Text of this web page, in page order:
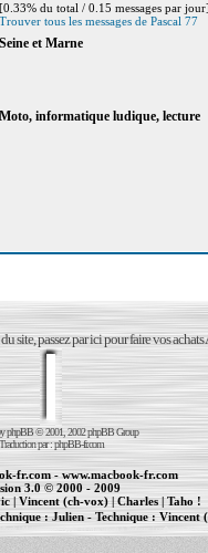
[0.33% du total / 0.15 messages par jour]
Trouver tous les messages de Pascal 77
Seine et Marne
Moto, informatique ludique, lecture
site, passez par ici pour faire vos achats
phpBB© 2001, 2002 phpBB Group
Traduction par :phpBB-fr.com
fr.com-www.macbook-fr.com
3.0 © 2000 - 2009
|Vincent (ch-vox)|Charles|Taho !
:Julien- Technique :Vincent